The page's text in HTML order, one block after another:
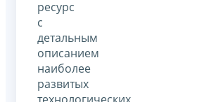
ресурс
с
детальным
описанием
наиболее
развитых